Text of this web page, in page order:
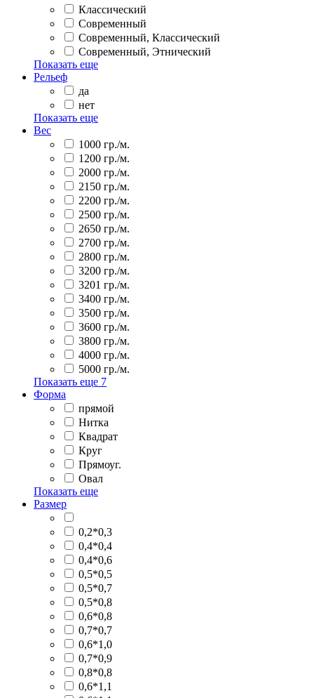
Классический
Современный
Современный, Классический
Современный, Этнический
Показать еще
Рельеф
да
нет
Показать еще
Вес
1000 гр./м.
1200 гр./м.
2000 гр./м.
2150 гр./м.
2200 гр./м.
2500 гр./м.
2650 гр./м.
2700 гр./м.
2800 гр./м.
3200 гр./м.
3201 гр./м.
3400 гр./м.
3500 гр./м.
3600 гр./м.
3800 гр./м.
4000 гр./м.
5000 гр./м.
Показать еще 7
Форма
прямой
Нитка
Квадрат
Круг
Прямоуг.
Овал
Показать еще
Размер
0,2*0,3
0,4*0,4
0,4*0,6
0,5*0,5
0,5*0,7
0,5*0,8
0,6*0,8
0,7*0,7
0,6*1,0
0,7*0,9
0,8*0,8
0,6*1,1